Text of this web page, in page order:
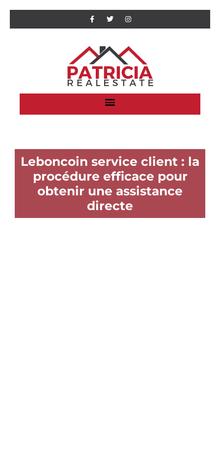
Leboncoin service client : la
procédure efficace pour
obtenir une assistance
directe